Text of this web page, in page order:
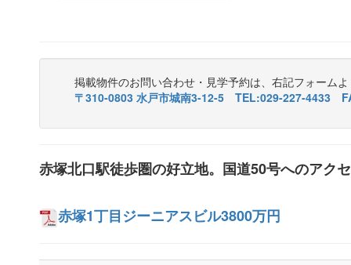
掲載物件のお問い合わせ・見学予約は、右記フォーム
〒310-0803 水戸市城南3-12-5 TEL:029-227-4433
赤塚北口駅徒歩圏の好立地。国道50号へのアク
赤塚1丁目ジーニアスビル3800万円